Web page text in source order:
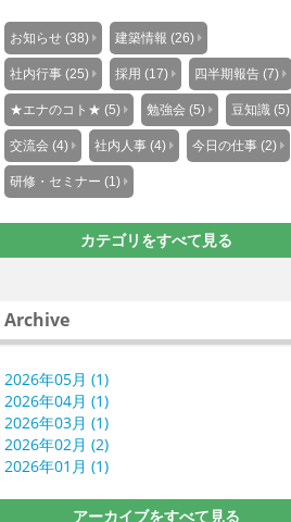
お知らせ (38) 建築情報 (26)
社内行事 (25) 採用 (17) 四半期報告 (7)
★エナのコト★ (5) 勉強会 (5) 豆知識 (5)
交流会 (4) 社内人事 (4) 今日の仕事 (2)
研修・セミナー (1)
カテゴリをすべて見る
Archive
2026年05月 (1)
2026年04月 (1)
2026年03月 (1)
2026年02月 (2)
2026年01月 (1)
アーカイブをすべて見る